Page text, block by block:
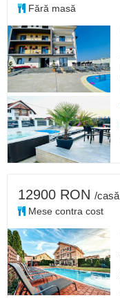
Fără masă
12900 RON /casă
Mese contra cost